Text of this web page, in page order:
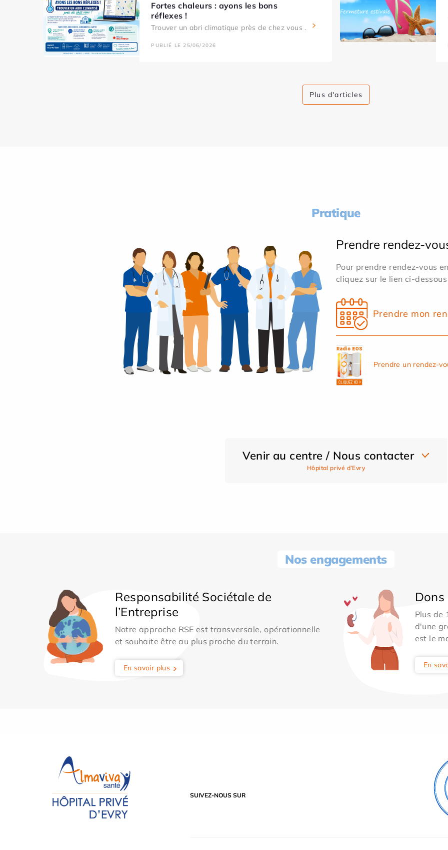
Fortes chaleurs : ayons les bons
réflexes !
Trouver un abri climatique près de chez vous .
PUBLIÉ LE 25/06/2026
Plus d'articles
Pratique
Prendre rendez-
Pour prendre rendez-vous
cliquez sur le lien ci-
Prendre mon
Prendre un rendez-
Venir au centre / Nous contacter
Hôpital privé d’Evry
Nos engagements
Responsabilité Sociétale de
l’Entreprise
Notre approche RSE est transversale, opérationnelle
et souhaite être au plus proche du terrain.
En savoir plus
Plus de
d'une
est le
En
SUIVEZ-NOUS SUR